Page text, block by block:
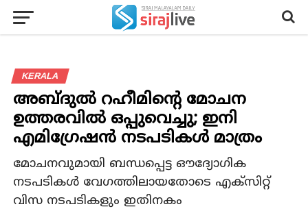
KERALA
അബ്ദുല്‍ റഹീമിന്റെ മോചന
ഉത്തരവില്‍ ഒപ്പുവെച്ചു; ഇനി
എമിഗ്രേഷന്‍ നടപടികള്‍ മാത്രം
മോചനവുമായി ബന്ധപ്പെട്ട ഔദ്യോഗിക
നടപടികള്‍ വേഗത്തിലായതോടെ എക്‌സിറ്റ്
വിസ നടപടികളും ഇതിനകം